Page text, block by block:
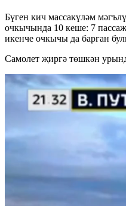
Бүген кич массакүләм
очкычында 10 кеше: 7
икенче очкычы да барган
Самолет җиргә төшкән